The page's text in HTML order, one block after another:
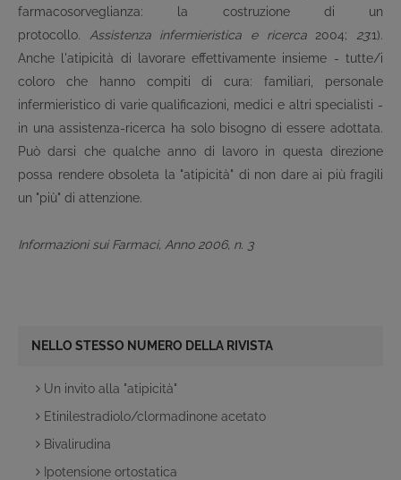
farmacosorveglianza: la costruzione di un
protocollo. Assistenza infermieristica e ricerca2004; 23:1).
Anche l'atipicità di lavorare effettivamente insieme - tutte/i
coloro che hanno compiti di cura: familiari, personale
infermieristico di varie qualificazioni, medici e altri specialisti ­
in una assistenza-ricerca ha solo bisogno di essere adottata.
Può darsi che qualche anno di lavoro in questa direzione
possa rendere obsoleta la "atipicità" di non dare ai più fragili
un "più" di attenzione.
Informazioni sui Farmaci, Anno 2006, n. 3
NELLO STESSO NUMERO DELLA RIVISTA
Un invito alla "atipicità"
Etinilestradiolo/clormadinone acetato
Bivalirudina
Ipotensione ortostatica